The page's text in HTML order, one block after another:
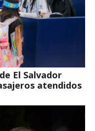
El Salvador
atendidos